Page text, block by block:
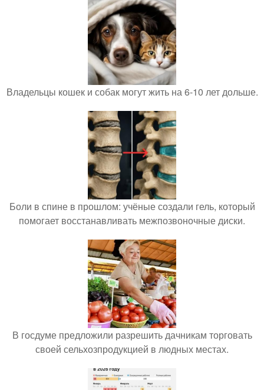
Владельцы кошек и собак могут жить на 6-10 лет дольше.
Боли в спине в прошлом: учёные создали гель, который
помогает восстанавливать межпозвоночные диски.
В госдуме предложили разрешить дачникам торговать
своей сельхозпродукцией в людных местах.